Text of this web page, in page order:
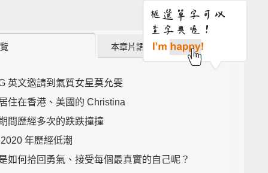
本章片語 (0)
英文邀請到氣質女星莫允雯
住在香港、美國的 Christina
間歷經多次的跌跌撞撞
年歷經低潮
如何拾回勇氣、接受每個最真實的自己呢？